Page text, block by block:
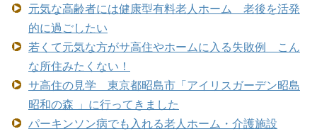
元気な高齢者には健康型有料老人ホーム 老後を活発
的に過ごしたい
若くて元気な方がサ高住やホームに入る失敗例 こん
な所住みたくない！
サ高住の見学 東京都昭島市「アイリスガーデン昭島
昭和の森 」に行ってきました
パーキンソン病でも入れる老人ホーム・介護施設